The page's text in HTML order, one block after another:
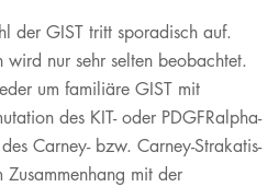
der GIST tritt sporadisch auf.
wird nur sehr selten beobachtet.
um familiäre GIST mit
des KIT- oder PDGFRalpha-
Carney- bzw. Carney-Strakatis-
mit der